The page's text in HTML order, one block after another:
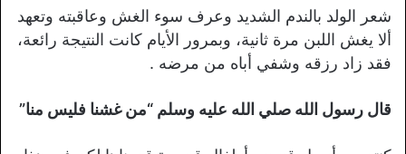
شعر الولد بالندم الشديد وعرف سوء الغش وعاقبته وتعهد
ألا يغش اللبن مرة ثانية، وبمرور الأيام كانت النتيجة رائعة،
فقد زاد رزقه وشفي أباه من مرضه .
قال رسول الله صلي الله عليه وسلم “من غشنا فليس منا”